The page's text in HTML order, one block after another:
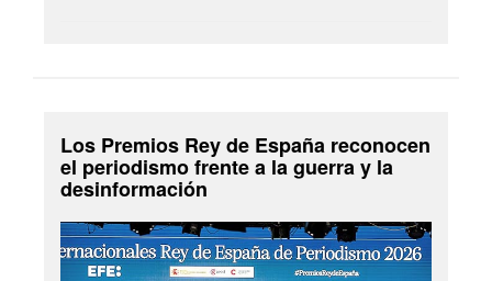
Los Premios Rey de España reconocen
el periodismo frente a la guerra y la
desinformación